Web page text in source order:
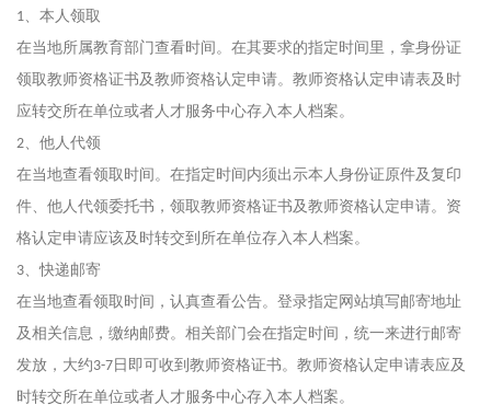
1、本人领取
在当地所属教育部门查看时间。在其要求的指定时间里，拿身份证
领取教师资格证书及教师资格认定申请。教师资格认定申请表及时
应转交所在单位或者人才服务中心存入本人档案。
2、他人代领
在当地查看领取时间。在指定时间内须出示本人身份证原件及复印
件、他人代领委托书，领取教师资格证书及教师资格认定申请。资
格认定申请应该及时转交到所在单位存入本人档案。
3、快递邮寄
在当地查看领取时间，认真查看公告。登录指定网站填写邮寄地址
及相关信息，缴纳邮费。相关部门会在指定时间，统一来进行邮寄
发放，大约3-7 日即可收到教师资格证书。教师资格认定申请表应及
时转交所在单位或者人才服务中心存入本人档案。